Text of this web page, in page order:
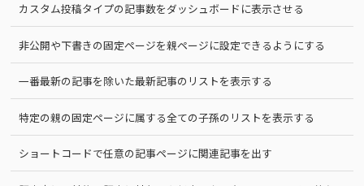
カスタム投稿タイプの記事数をダッシュボードに表示させる
非公開や下書きの固定ページを親ページに設定できるようにする
一番最新の記事を除いた最新記事のリストを表示する
特定の親の固定ページに属する全ての子孫のリストを表示する
ショートコードで任意の記事ページに関連記事を出す